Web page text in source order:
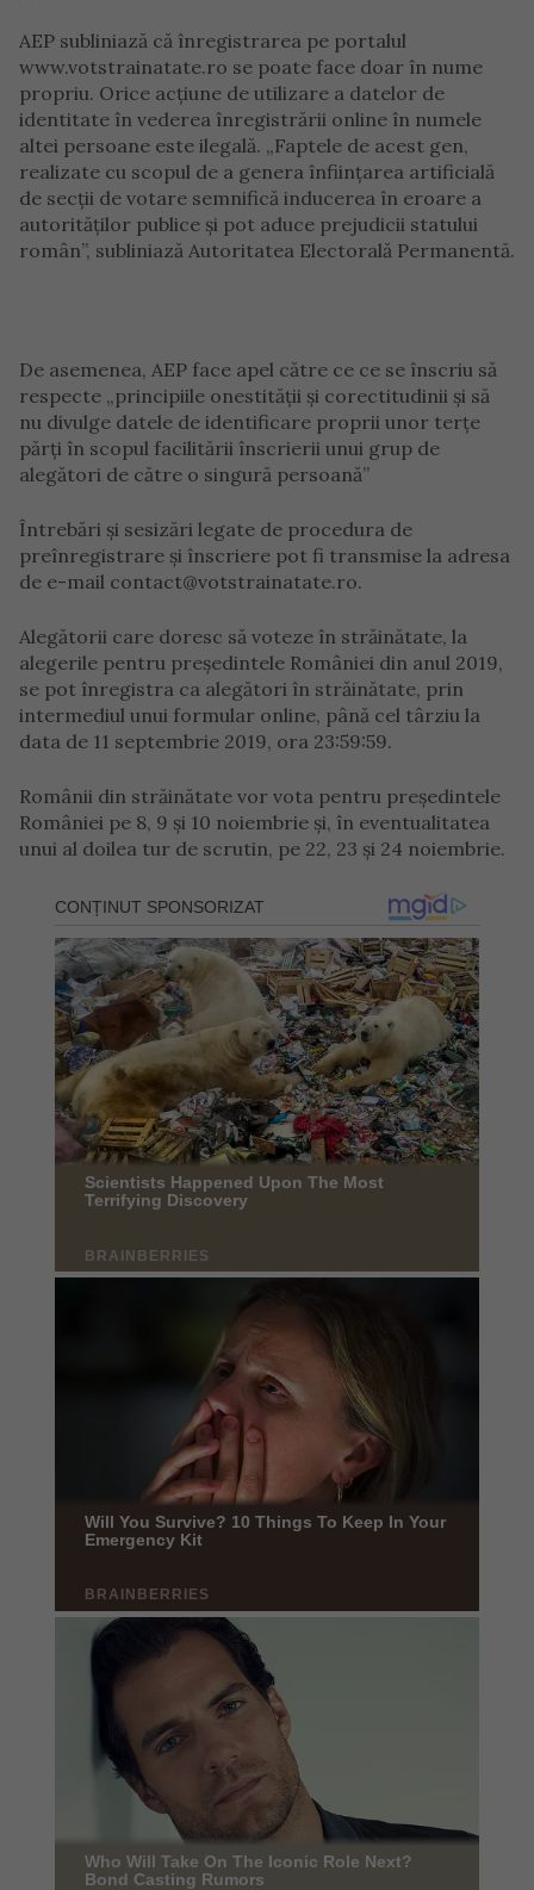
AEP subliniază că înregistrarea pe portalul
www.votstrainatate.ro se poate face doar în nume
propriu. Orice acţiune de utilizare a datelor de
identitate în vederea înregistrării online în numele
altei persoane este ilegală. „Faptele de acest gen,
realizate cu scopul de a genera înfiinţarea artificială
de secţii de votare semnifică inducerea în eroare a
autorităţilor publice şi pot aduce prejudicii statului
român”, subliniază Autoritatea Electorală Permanentă.
De asemenea, AEP face apel către ce ce se înscriu să
respecte „principiile onestităţii şi corectitudinii şi să
nu divulge datele de identificare proprii unor terţe
părţi în scopul facilitării înscrierii unui grup de
alegători de către o singură persoană”
Întrebări şi sesizări legate de procedura de
preînregistrare şi înscriere pot fi transmise la adresa
de e-mail contact@votstrainatate.ro.
Alegătorii care doresc să voteze în străinătate, la
alegerile pentru preşedintele României din anul 2019,
se pot înregistra ca alegători în străinătate, prin
intermediul unui formular online, până cel târziu la
data de 11 septembrie 2019, ora 23:59:59.
Românii din străinătate vor vota pentru preşedintele
României pe 8, 9 şi 10 noiembrie şi, în eventualitatea
unui al doilea tur de scrutin, pe 22, 23 şi 24 noiembrie.